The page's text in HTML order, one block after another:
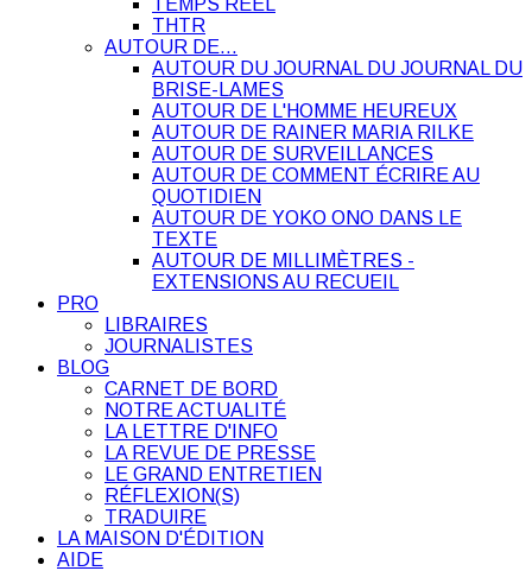
THTR
AUTOUR DE…
AUTOUR DU JOURNAL DU JOURNAL DU
BRISE-LAMES
AUTOUR DE L'HOMME HEUREUX
AUTOUR DE RAINER MARIA RILKE
AUTOUR DE SURVEILLANCES
AUTOUR DE COMMENT ÉCRIRE AU
QUOTIDIEN
AUTOUR DE YOKO ONO DANS LE
TEXTE
AUTOUR DE MILLIMÈTRES -
EXTENSIONS AU RECUEIL
PRO
LIBRAIRES
JOURNALISTES
BLOG
CARNET DE BORD
NOTRE ACTUALITÉ
LA LETTRE D'INFO
LA REVUE DE PRESSE
LE GRAND ENTRETIEN
RÉFLEXION(S)
TRADUIRE
LA MAISON D'ÉDITION
AIDE